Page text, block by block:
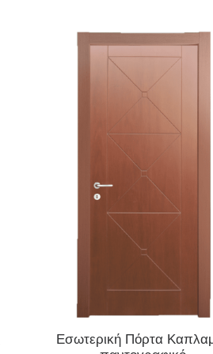
ΔΙΑΒΆΣΤΕ ΠΕΡΙΣΣΌΤΕΡΑ
Εσωτερική Πόρτα